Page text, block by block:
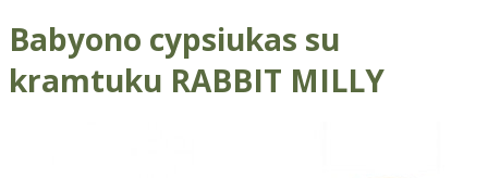
Babyono cypsiukas su
kramtuku RABBIT MILLY